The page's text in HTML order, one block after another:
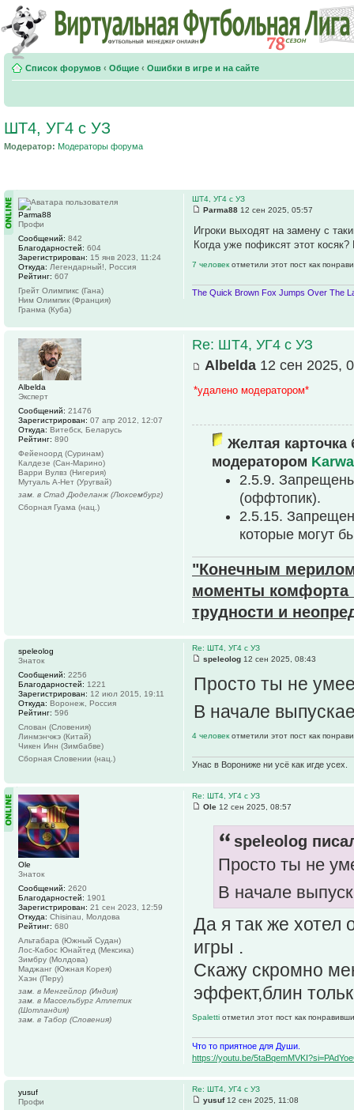
Список форумов ‹ Общие ‹ Ошибки в игре и на сайте
ШТ4, УГ4 с УЗ
Модератор: Модераторы форума
ШТ4, УГ4 с УЗ
Parma88 12 сен 2025, 05:57
Игроки выходят на замену с
Когда уже пофиксят этот
7 человек отметили этот пост как
The Quick Brown Fox Jumps Over The
Parma88
Профи
Сообщений: 842
Благодарностей: 604
Зарегистрирован: 15 янв 2023, 11:24
Откуда: Легендарный!, Россия
Рейтинг: 607
Грейт Олимпикс (Гана)
Ним Олимпик (Франция)
Гранма (Куба)
Re: ШТ4, УГ4 с УЗ
Albelda 12 сен 2025,
*удалено модератором*
Желтая карточка
модератором
2.5.9.
(оффтопик).
2.5.15.
которые могут
"Конечным мерилом
моменты комфорта
трудности и
Albelda
Эксперт
Сообщений: 21476
Зарегистрирован: 07 апр 2012, 12:07
Откуда: Витебск, Беларусь
Рейтинг: 890
Фейеноорд (Суринам)
Калдезе (Сан-Марино)
Варри Вулвз (Нигерия)
Мутуаль А-Нет (Уругвай)
зам. в Стад Дюделанж (Люксембург)
Сборная Гуама (нац.)
Re: ШТ4, УГ4 с УЗ
speleolog 12 сен 2025, 08:43
Просто ты не
В начале
4 человек отметили этот пост как
Унас в Ворониже ни усё как игде усех.
speleolog
Знаток
Сообщений: 2256
Благодарностей: 1221
Зарегистрирован: 12 июл 2015, 19:11
Откуда: Воронеж, Россия
Рейтинг: 596
Слован (Словения)
Линмэнчжэ (Китай)
Чикен Инн (Зимбабве)
Сборная Словении (нац.)
Re: ШТ4, УГ4 с УЗ
Ole 12 сен 2025, 08:57
speleolog
Просто ты не
В начале
Да я так же хотел
игры .
Скажу скромно
эффект,блин
Spaletti отметил этот пост как
Что то приятное для Души.
https://youtu.be/
Ole
Знаток
Сообщений: 2620
Благодарностей: 1901
Зарегистрирован: 21 сен 2023, 12:59
Откуда: Chisinau, Молдова
Рейтинг: 680
Альтабара (Южный Судан)
Лос-Кабос Юнайтед (Мексика)
Зимбру (Молдова)
Маджанг (Южная Корея)
Хаэн (Перу)
зам. в Менгейлор (Индия)
зам. в Массельбург Атлетик
(Шотландия)
зам. в Табор (Словения)
Re: ШТ4, УГ4 с УЗ
yusuf12 сен 2025, 11:08
yusuf
Профи